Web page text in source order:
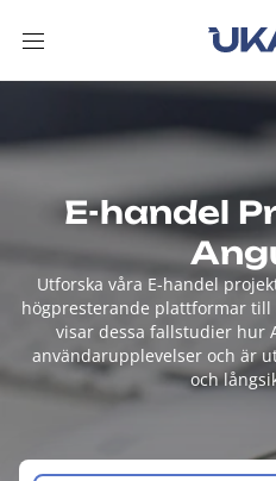
E-handel
Utforska våra E-handel
högpresterande plattformar
visar dessa fallstudier hur
användarupplevelser och är
och